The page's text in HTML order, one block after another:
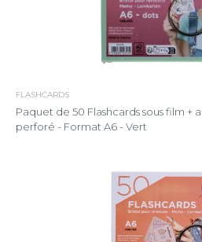
FLASHCARDS
Paquet de 50 Flashcards sous film +
perforé - Format A6 - Vert